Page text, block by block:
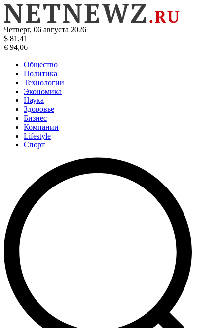
Четверг, 06 августа 2026
$ 81,41
€ 94,06
Общество
Политика
Технологии
Экономика
Наука
Здоровье
Бизнес
Компании
Lifestyle
Спорт